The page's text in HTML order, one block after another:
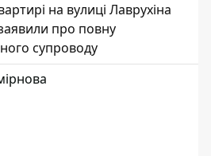
на вулиці Лаврухіна
про повну
супроводу